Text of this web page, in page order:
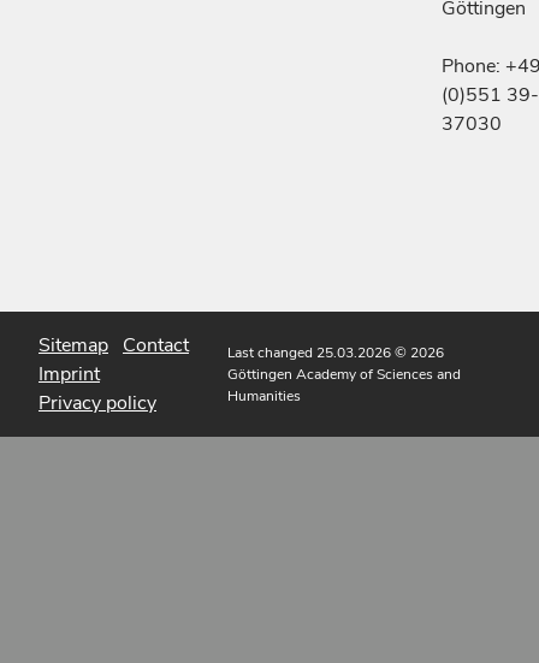
Göttingen
Phone:
(0)551 39-
37030
Sitemap Contact
Imprint
Privacy policy
Last changed 25.03.2026© 2026
Göttingen Academy of Sciences and
Humanities